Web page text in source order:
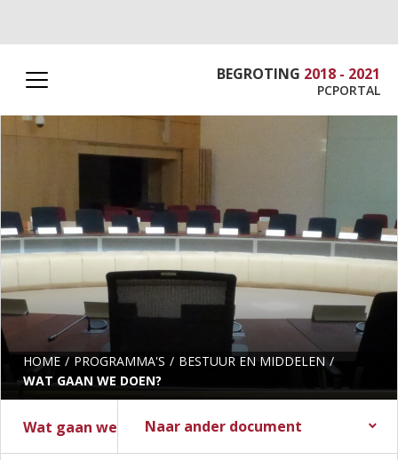
BEGROTING 2018 - 2021
PCPORTAL
HOME PROGRAMMA'S
BESTUUR EN MIDDELEN
WAT GAAN WE DOEN?
Naar ander document
Wat gaan we doen?